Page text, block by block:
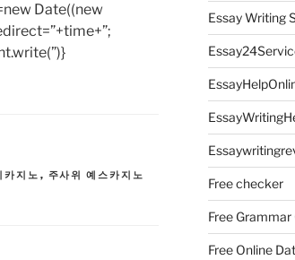
Date((new
카지노 , 주사위 예스카지노
Essay Writing
Free checker
Free
Free Online